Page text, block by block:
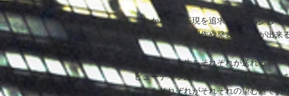
これからも、表現を追求しながら少しで
なる表現作品の制作や発表、発信が出
素晴らしい人生をそれぞれが送れる事、
ビューティフルライフ、、、人生に潤い
日々をそれぞれがそれぞれの望む道で切